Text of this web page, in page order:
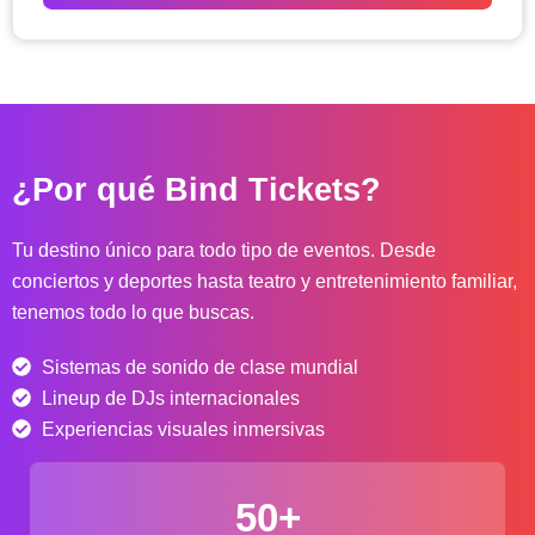
d
p
c
i
s
:
d
d
$
¿Por qué Bind Tickets?
Tu destino único para todo tipo de eventos. Desde
conciertos y deportes hasta teatro y entretenimiento familiar,
tenemos todo lo que buscas.
Sistemas de sonido de clase mundial
Lineup de DJs internacionales
Experiencias visuales inmersivas
50+